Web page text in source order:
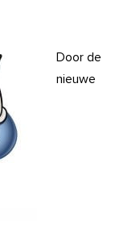
Door de
nieuwe